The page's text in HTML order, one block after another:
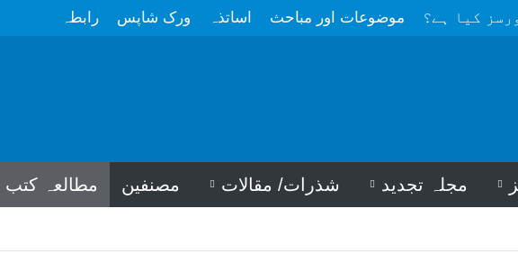
کیا ہے؟ موضوعات اور مباحث اساتذہ ورک شاپس رابطہ
مجلہ تجدید شذرات/ مقالات مصنفین مطالعہ کتب